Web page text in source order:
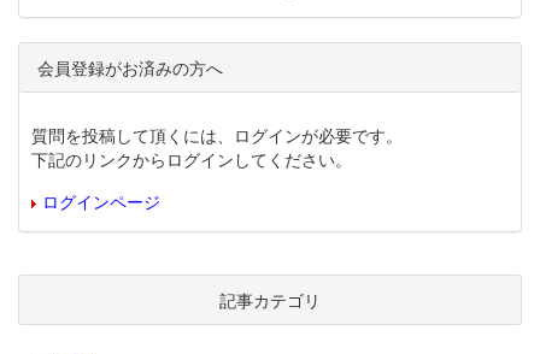
会員登録がお済みの方へ
質問を投稿して頂くには、ログインが必要です。
下記のリンクからログインしてください。
ログインページ
記事カテゴリ